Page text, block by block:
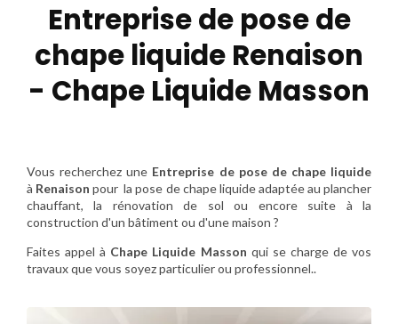
Entreprise de pose de
chape liquide Renaison
- Chape Liquide Masson
Vous recherchez une Entreprise de pose de chape liquide
à Renaison pour la pose de chape liquide adaptée au plancher
chauffant, la rénovation de sol ou encore suite à la
construction d'un bâtiment ou d'une maison ?
Faites appel à Chape Liquide Masson qui se charge de vos
travaux que vous soyez particulier ou professionnel..